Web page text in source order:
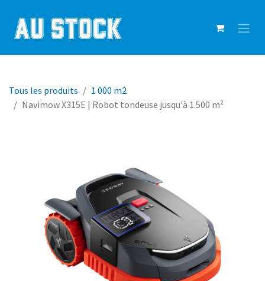
Tous les produits
1 000 m2
Navimow X315E | Robot tondeuse jusqu'à 1.500 m²